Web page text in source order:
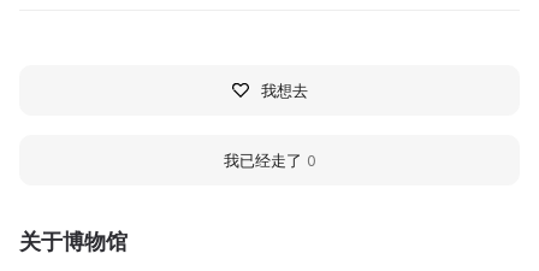
关于博物馆
我想去
我已经走了 0